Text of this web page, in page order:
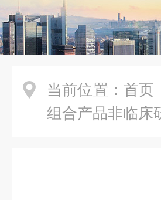
当前位置： 首页
组合产品非临床